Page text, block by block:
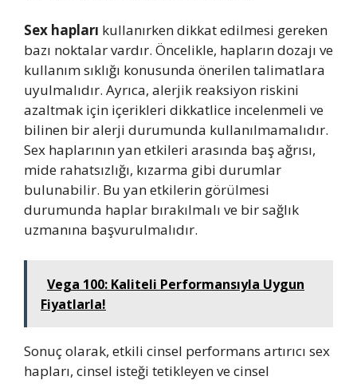
Sex hapları kullanırken dikkat edilmesi gereken
bazı noktalar vardır. Öncelikle, hapların dozajı ve
kullanım sıklığı konusunda önerilen talimatlara
uyulmalıdır. Ayrıca, alerjik reaksiyon riskini
azaltmak için içerikleri dikkatlice incelenmeli ve
bilinen bir alerji durumunda kullanılmamalıdır.
Sex haplarının yan etkileri arasında baş ağrısı,
mide rahatsızlığı, kızarma gibi durumlar
bulunabilir. Bu yan etkilerin görülmesi
durumunda haplar bırakılmalı ve bir sağlık
uzmanına başvurulmalıdır.
Vega 100: Kaliteli Performansıyla Uygun
Fiyatlarla!
Sonuç olarak, etkili cinsel performans artırıcı sex
hapları, cinsel isteği tetikleyen ve cinsel